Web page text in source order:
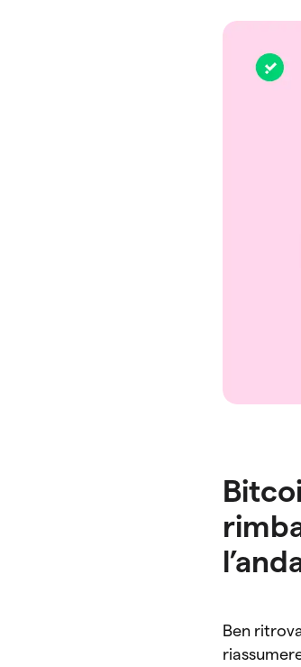
Ben